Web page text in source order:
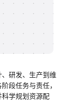
研发、生产到维
段任务与责任，
学规划资源配